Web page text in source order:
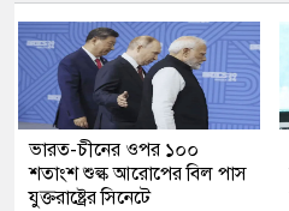
ভারত-চীনের ওপর ১০০
শতাংশ শুল্ক আরোপের বিল পাস
যুক্তরাষ্ট্রের সিনেটে